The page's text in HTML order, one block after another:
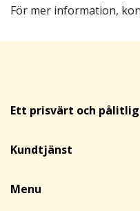
För mer information,
Ett prisvärt och
Kundtjänst
Menu